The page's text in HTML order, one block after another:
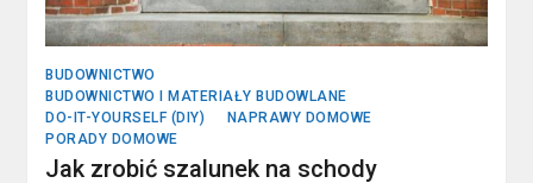
BUDOWNICTWO
BUDOWNICTWO I MATERIAŁY BUDOWLANE
DO-IT-YOURSELF (DIY)
NAPRAWY DOMOWE
PORADY DOMOWE
Jak zrobić szalunek na schody